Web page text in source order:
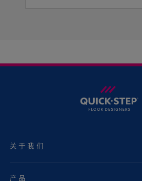
关于我们
产品